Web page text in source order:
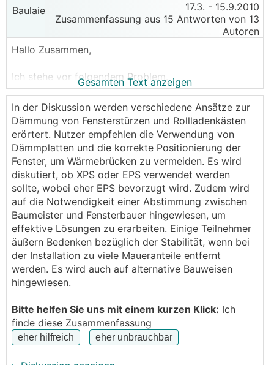
Baulaie 17.3. - 15.9.2010
Zusammenfassung aus 15 Antworten von 13
Autoren
Hallo Zusammen,
Ich stehe vor folgendem Problem.
Wir haben im September mit unserem Rohbau
begonnen(alles durch Baufirma)
: 25cm HLZ Bauweise mit anschliessendem 20 cm
VWS
Nun haben wir den Fensterkauf
abgeschlossen(Josko 22 Stk).
Der Händler war vor kurzem auf der Baustelle
ausmessen und stellte nun folgendes Problem fest:
Die Fensterstürze wurden nicht versetzt, soll heißen
die Überläger sind bündig mit der Außenmauer.
Nun wollen wir aber bei einigen Fenstern(9 Stk)
Rolläden bzw Raffstores anbringen.
Da diese 18 cm breit sind bleibt kein Platz zum
dämmen.
Folgende Alternativen schlägt er vor:
- keine Dämmung --> Problem mit Kondenswasser
und eventueller Schimmelbildung im Rollokasten
- äußeren Überlager rausstemmen, darüberliegende
Ziegelreihe ebenfalls zur Hälfte(12,5cm), und dann
Gesamten Text anzeigen
In der Diskussion werden verschiedene Ansätze zur
Dämmung von Fensterstürzen und Rollladenkästen
erörtert. Nutzer empfehlen die Verwendung von
Dämmplatten und die korrekte Positionierung der
Fenster, um Wärmebrücken zu vermeiden. Es wird
diskutiert, ob XPS oder EPS verwendet werden
sollte, wobei eher EPS bevorzugt wird. Zudem wird
auf die Notwendigkeit einer Abstimmung zwischen
Baumeister und Fensterbauer hingewiesen, um
effektive Lösungen zu erarbeiten. Einige Teilnehmer
äußern Bedenken bezüglich der Stabilität, wenn bei
der Installation zu viele Maueranteile entfernt
werden. Es wird auch auf alternative Bauweisen
hingewiesen.
Bitte helfen Sie uns mit einem kurzen Klick: Ich
finde diese Zusammenfassung